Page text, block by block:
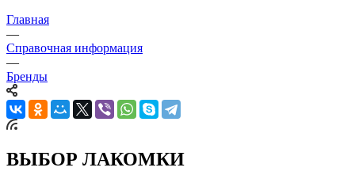
Главная
—
Справочная информация
—
Бренды
ВЫБОР ЛАКОМКИ